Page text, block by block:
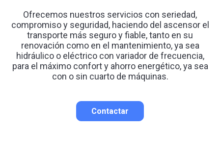
Ofrecemos nuestros servicios con seriedad,
compromiso y seguridad, haciendo del ascensor el
transporte más seguro y fiable, tanto en su
renovación como en el mantenimiento, ya sea
hidráulico o eléctrico con variador de frecuencia,
para el máximo confort y ahorro energético, ya sea
con o sin cuarto de máquinas.
Contactar